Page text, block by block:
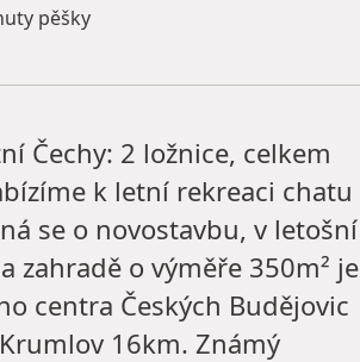
pěšky
Čechy: 2 ložnice, celkem
k letní rekreaci chatu
se o novostavbu, v letošní
zahradě o výměře 350m² je
centra Českých Budějovic
16km. Známý